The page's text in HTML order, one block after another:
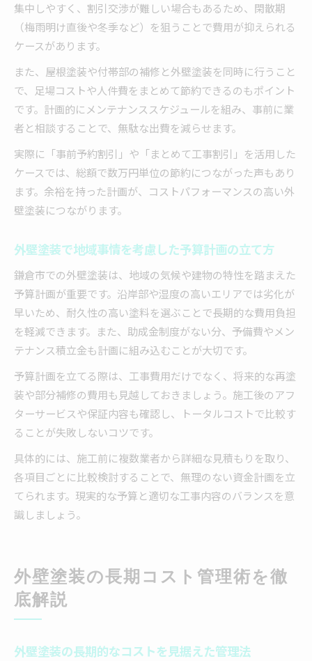
集中しやすく、割引交渉が難しい場合もあるため、閑散期
（梅雨明け直後や冬季など）を狙うことで費用が抑えられる
ケースがあります。
また、屋根塗装や付帯部の補修と外壁塗装を同時に行うこと
で、足場コストや人件費をまとめて節約できるのもポイント
です。計画的にメンテナンススケジュールを組み、事前に業
者と相談することで、無駄な出費を減らせます。
実際に「事前予約割引」や「まとめて工事割引」を活用した
ケースでは、総額で数万円単位の節約につながった声もあり
ます。余裕を持った計画が、コストパフォーマンスの高い外
壁塗装につながります。
外壁塗装で地域事情を考慮した予算計画の立て方
鎌倉市での外壁塗装は、地域の気候や建物の特性を踏まえた
予算計画が重要です。沿岸部や湿度の高いエリアでは劣化が
早いため、耐久性の高い塗料を選ぶことで長期的な費用負担
を軽減できます。また、助成金制度がない分、予備費やメン
テナンス積立金も計画に組み込むことが大切です。
予算計画を立てる際は、工事費用だけでなく、将来的な再塗
装や部分補修の費用も見越しておきましょう。施工後のアフ
ターサービスや保証内容も確認し、トータルコストで比較す
ることが失敗しないコツです。
具体的には、施工前に複数業者から詳細な見積もりを取り、
各項目ごとに比較検討することで、無理のない資金計画を立
てられます。現実的な予算と適切な工事内容のバランスを意
識しましょう。
外壁塗装の長期コスト管理術を徹
底解説
外壁塗装の長期的なコストを見据えた管理法